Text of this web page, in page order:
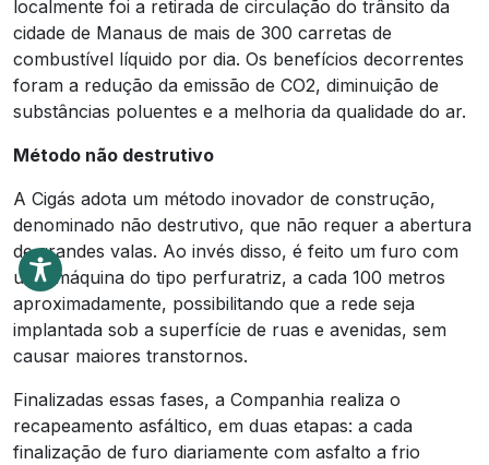
localmente foi a retirada de circulação do trânsito da
cidade de Manaus de mais de 300 carretas de
combustível líquido por dia. Os benefícios decorrentes
foram a redução da emissão de CO2, diminuição de
substâncias poluentes e a melhoria da qualidade do ar.
Método não destrutivo
A Cigás adota um método inovador de construção,
denominado não destrutivo, que não requer a abertura
de grandes valas. Ao invés disso, é feito um furo com
uma máquina do tipo perfuratriz, a cada 100 metros
aproximadamente, possibilitando que a rede seja
implantada sob a superfície de ruas e avenidas, sem
causar maiores transtornos.
Finalizadas essas fases, a Companhia realiza o
recapeamento asfáltico, em duas etapas: a cada
finalização de furo diariamente com asfalto a frio